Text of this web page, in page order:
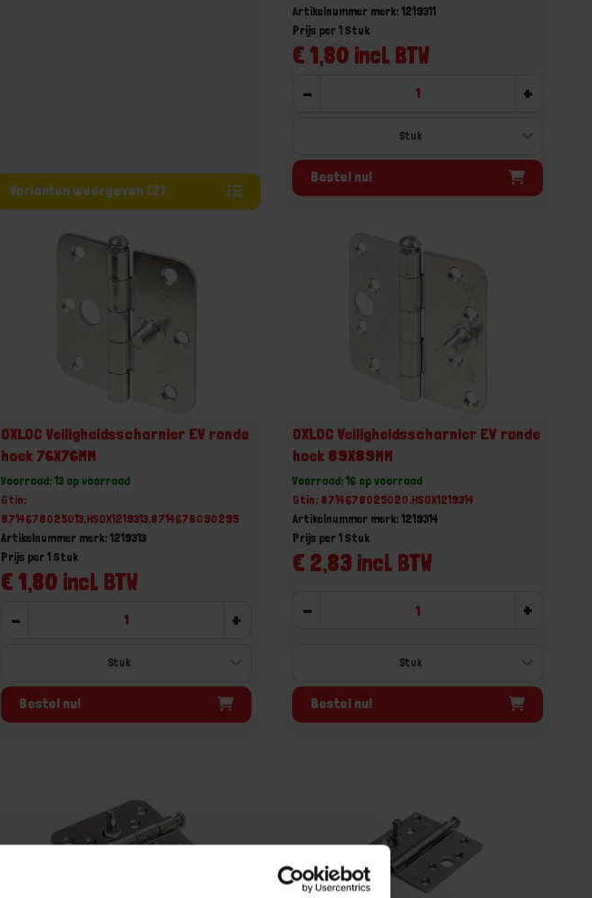
Varianten weergeven (2)
Artikelnummer merk: 1219311
€ 1,80 incl. BTW
Prijs per 1 Stuk
- +
Bestel nu!
OXLOC Veiligheidsscharnier EV ronde
hoek 76X76MM
Voorraad: 13 op voorraad
Gtin:
8714678025013,HSOX1219313,8714678090295
Artikelnummer merk: 1219313
€ 1,80 incl. BTW
Prijs per 1 Stuk
- +
Bestel nu!
OXLOC Veiligheidsscharnier EV ronde
hoek 89X89MM
Voorraad: 16 op voorraad
Gtin: 8714678025020,HSOX1219314
Artikelnummer merk: 1219314
€ 2,83 incl. BTW
Prijs per 1 Stuk
- +
Bestel nu!